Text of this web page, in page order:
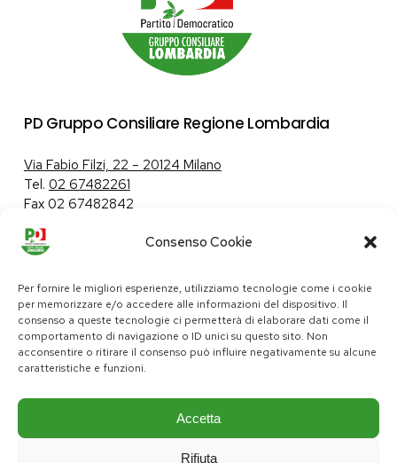
Consenso Cookie
Per fornire le migliori esperienze, utilizziamo tecnologie come i cookie
per memorizzare e/o accedere alle informazioni del dispositivo. Il
consenso a queste tecnologie ci permetterà di elaborare dati come il
comportamento di navigazione o ID unici su questo sito. Non
acconsentire o ritirare il consenso può influire negativamente su alcune
caratteristiche e funzioni.
Accetta
Rifiuta
PD Gruppo Consiliare Regione Lombardia
Via Fabio Filzi, 22 – 20124 Milano
Tel. 02 67482261
Fax 02 67482842
Tutela dei dati personali|Politica sui cookie
pd@consiglio.regione.lombardia.it
ufficiostampa.pd@consiglio.regione.lombardia.it
Pagine Facebook Gruppo Consiliare PD LombardiaPagina Messenger Gruppo Consiliare PD LombardiaPagina Instagram Gruppo PD LombardiaPagina Youtube Gruppo PD Lombardia